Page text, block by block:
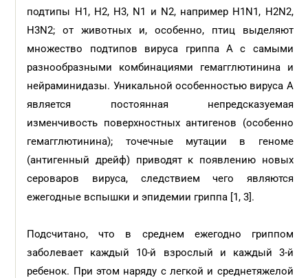
подтипы H1, H2, H3, N1 и N2, например H1N1, H2N2,
H3N2; от животных и, особенно, птиц выделяют
множество подтипов вируса гриппа А с самыми
разнообразными комбинациями гемагглютинина и
нейраминидазы. Уникальной особенностью вируса А
является постоянная непредсказуемая
изменчивость поверхностных антигенов (особенно
гемагглютинина); точечные мутации в геноме
(антигенный дрейф) приводят к появлению новых
сероваров вируса, следствием чего являются
ежегодные вспышки и эпидемии гриппа [1, 3].
Подсчитано, что в среднем ежегодно гриппом
заболевает каждый 10-й взрослый и каждый 3-й
ребенок. При этом наряду с легкой и среднетяжелой